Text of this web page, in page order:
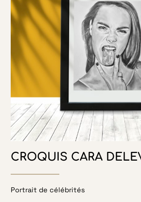
CROQUIS CARA
Portrait de célébrités